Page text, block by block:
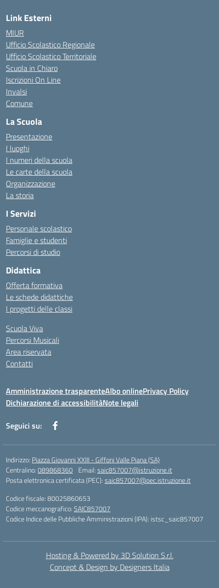
Link Esterni
MIUR
Ufficio Scolastico Regionale
Ufficio Scolastico Territoriale
Scuola in Chiaro
Iscrizioni On Line
Invalsi
Comune
La Scuola
Presentazione
I luoghi
I numeri della scuola
Le carte della scuola
Organizzazione
La storia
I Servizi
Personale scolastico
Famiglie e studenti
Percorsi di studio
Didattica
Offerta formativa
Le schede didattiche
I progetti delle classi
Scuola Viva
Percorsi Musicali
Area riservata
Contatti
Amministrazione trasparenteAlbo onlinePrivacy Policy
Dichiarazione di accessibilitàNote legali
Seguici su:
Indirizzo: Piazza Giovanni XXIII - Giffoni Valle Piana (SA)
Centralino:089868360 Email:saic857007@istruzione.it
Posta elettronica certificata (PEC):saic857007@pec.istruzione.it
Codice fiscale: 80025860653
Codice meccanografico:SAIC857007
Codice Indice delle Pubbliche Amministrazioni (IPA): istsc_saic857007
Hosting & Powered by 3D Solution S.r.l.
Concept & Design by Designers Italia